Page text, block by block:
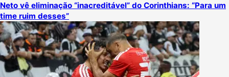
Neto vê eliminação “inacreditável” do Corinthians: “Para um
time ruim desses”